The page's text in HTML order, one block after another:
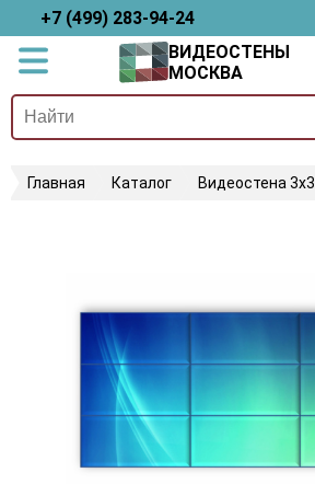
+7 (499) 283-94-24
ВИДЕОСТЕНЫ
МОСКВА
Главная Каталог Видеостена 3х3